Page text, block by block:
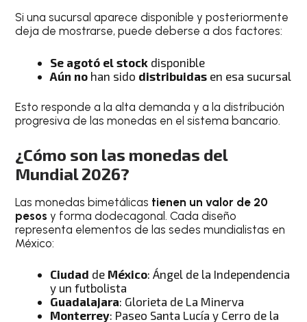
Si una sucursal aparece disponible y posteriormente
deja de mostrarse, puede deberse a dos factores:
Se agotó el stock disponible
Aún no han sido distribuidas en esa sucursal
Esto responde a la alta demanda y a la distribución
progresiva de las monedas en el sistema bancario.
¿Cómo son las monedas del
Mundial 2026?
Las monedas bimetálicas tienen un valor de 20
pesosy forma dodecagonal. Cada diseño
representa elementos de las sedes mundialistas en
México:
Ciudad de México: Ángel de la Independencia
y un futbolista
Guadalajara: Glorieta de La Minerva
Monterrey: Paseo Santa Lucía y Cerro de la